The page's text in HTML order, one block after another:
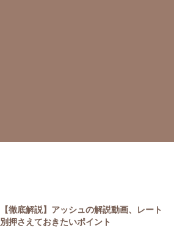
【徹底解説】アッシュの解説動画、レート
別押さえておきたいポイント